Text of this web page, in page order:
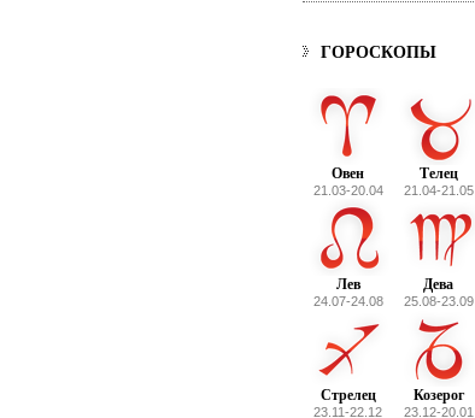
ГОРОСКОПЫ
Овен
21.03-20.04
Телец
21.04-21.05
Лев
24.07-24.08
Дева
25.08-23.09
Стрелец
23.11-22.12
Козерог
23.12-20.01